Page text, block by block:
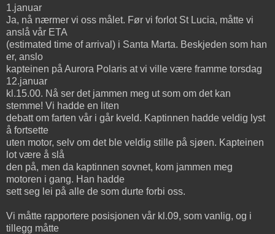
1.januar
Ja, nå nærmer vi oss målet. Før vi forlot St Lucia, måtte vi
anslå vår ETA
(estimated time of arrival) i Santa Marta. Beskjeden som han
er, anslo
kapteinen på Aurora Polaris at vi ville være framme torsdag
12.januar
kl.15.00. Nå ser det jammen meg ut som om det kan
stemme! Vi hadde en liten
debatt om farten vår i går kveld. Kaptinnen hadde veldig lyst
å fortsette
uten motor, selv om det ble veldig stille på sjøen. Kapteinen
lot være å slå
den på, men da kaptinnen sovnet, kom jammen meg
motoren i gang. Han hadde
sett seg lei på alle de som durte forbi oss.
Vi måtte rapportere posisjonen vår kl.09, som vanlig, og i
tillegg måtte